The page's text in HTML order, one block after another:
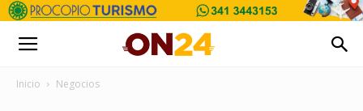
Inicio Negocios